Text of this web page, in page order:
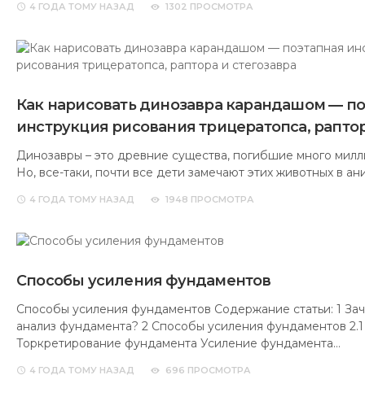
4 ГОДА ТОМУ НАЗАД 1302 ПРОСМОТРА
Как нарисовать динозавра карандашом —
инструкция рисования трицератопса,
Динозавры – это древние существа, погибшие много
Но, все-таки, почти все дети замечают этих животных в
4 ГОДА ТОМУ НАЗАД 1948 ПРОСМОТРА
Способы усиления фундаментов
Способы усиления фундаментов Содержание статьи: 1
анализ фундамента? 2 Способы усиления фундаментов 2.1
Торкретирование фундамента Усиление фундамента…
4 ГОДА ТОМУ НАЗАД 696 ПРОСМОТРА